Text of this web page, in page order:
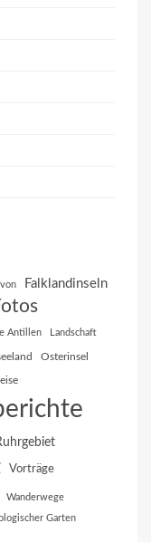
Falklandinseln
Antillen Landschaft
Osterinsel
Vorträge
Wanderwege
Garten